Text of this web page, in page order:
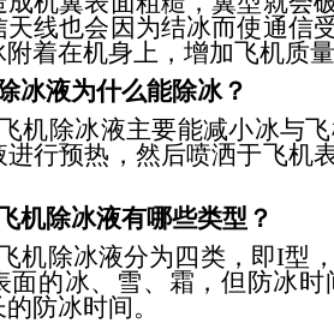
天线也会因为结冰而使通信
着在机身上，增加飞机质
冰液为什么能除冰？
除冰液主要能减小冰与飞
行预热，然后喷洒于飞机
机除冰液有哪些类型？
除冰液分为四类，即I型，
面的冰、雪、霜，但防冰
防冰时间。